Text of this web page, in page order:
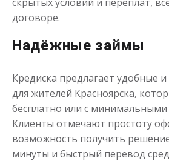
договоре.
Надёжные займы
Кредиска предлагает удобные
для жителей Красноярска,
бесплатно или с минимальными
Клиенты отмечают простоту
возможность получить
минуты и быстрый перевод